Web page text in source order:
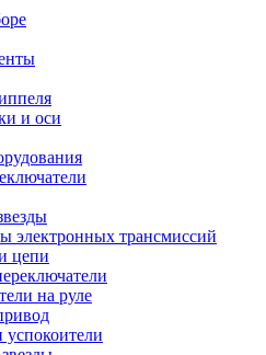
и оси
электронных трансмиссий
цепи
на руле